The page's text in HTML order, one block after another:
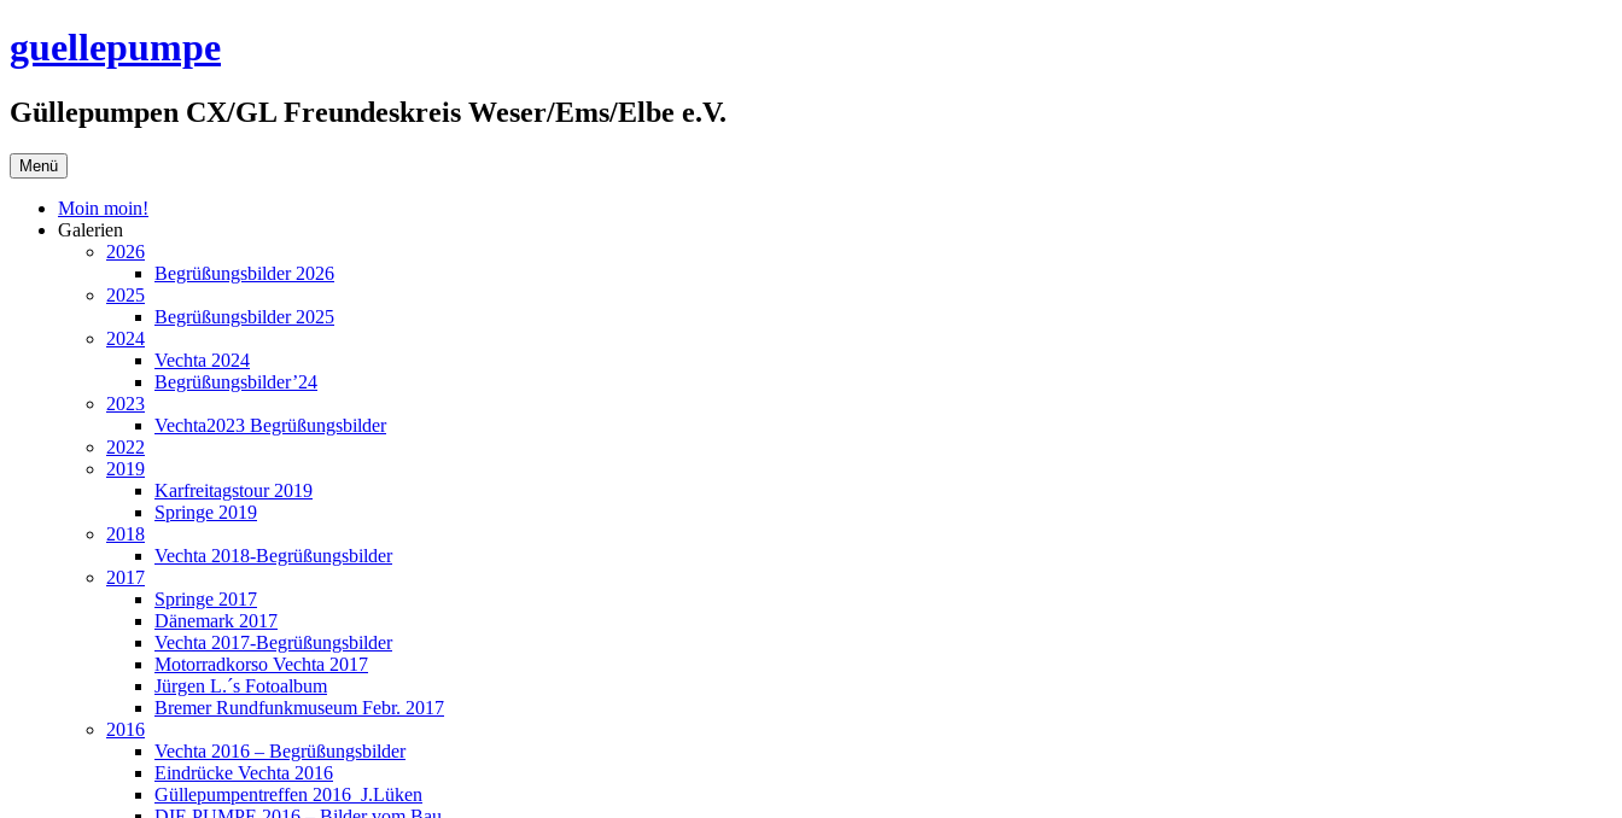
Zum
Inhalt
guellepumpe
Güllepumpen CX/GL Freundeskreis Weser/Ems/Elbe e.V.
Menü
Moin moin!
Galerien
2026
Begrüßungsbilder 2026
2025
Begrüßungsbilder 2025
2024
Vechta 2024
Begrüßungsbilder’24
2023
Vechta2023 Begrüßungsbilder
2022
2019
Karfreitagstour 2019
Springe 2019
2018
Vechta 2018-Begrüßungsbilder
2017
Springe 2017
Dänemark 2017
Vechta 2017-Begrüßungsbilder
Motorradkorso Vechta 2017
Jürgen L.´s Fotoalbum
Bremer Rundfunkmuseum Febr. 2017
2016
Vechta 2016 – Begrüßungsbilder
Eindrücke Vechta 2016
Güllepumpentreffen 2016_J.Lüken